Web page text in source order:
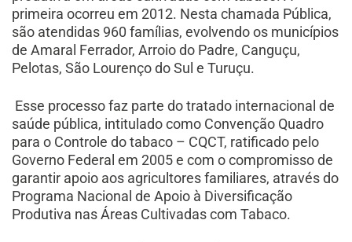
primeira ocorreu em 2012. Nesta chamada Pública,
são atendidas 960 famílias, evolvendo os municípios
de Amaral Ferrador, Arroio do Padre, Canguçu,
Pelotas, São Lourenço do Sul e Turuçu.
Esse processo faz parte do tratado internacional de
saúde pública, intitulado como Convenção Quadro
para o Controle do tabaco – CQCT, ratificado pelo
Governo Federal em 2005 e com o compromisso de
garantir apoio aos agricultores familiares, através do
Programa Nacional de Apoio à Diversificação
Produtiva nas Áreas Cultivadas com Tabaco.